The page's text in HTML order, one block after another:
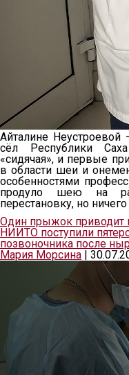
Айталине
сёл Республики
«сидячая», и первые
в области шеи и
особенностями
продуло шею на
перестановку, но
Один прыжок приводит
НИИТО поступили
позвоночника после
Мария Морсина